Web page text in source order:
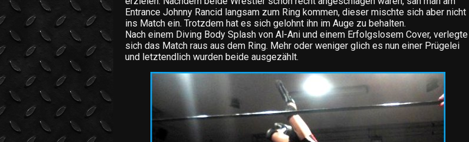
Entrance Johnny Rancid langsam zum Ring kommen, dieser mischte sich aber nicht
ins Match ein. Trotzdem hat es sich gelohnt ihn im Auge zu behalten.
Nach einem Diving Body Splash von Al-Ani und einem Erfolgslosem Cover, verlegte
sich das Match raus aus dem Ring. Mehr oder weniger glich es nun einer Prügelei
und letztendlich wurden beide ausgezählt.